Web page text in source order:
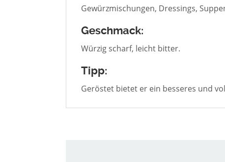
Gewürzmischungen, Dressings,
Geschmack:
Würzig scharf, leicht bitter.
Tipp:
Geröstet bietet er ein besseres und